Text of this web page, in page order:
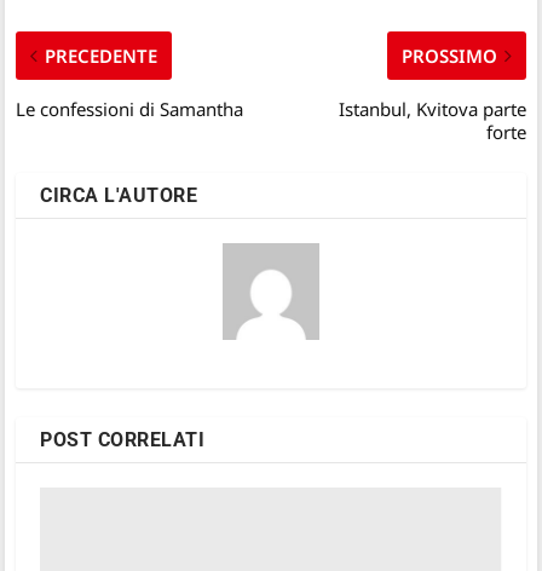
PRECEDENTE
Le confessioni di Samantha
PROSSIMO
Istanbul, Kvitova parte
forte
CIRCA L'AUTORE
POST CORRELATI